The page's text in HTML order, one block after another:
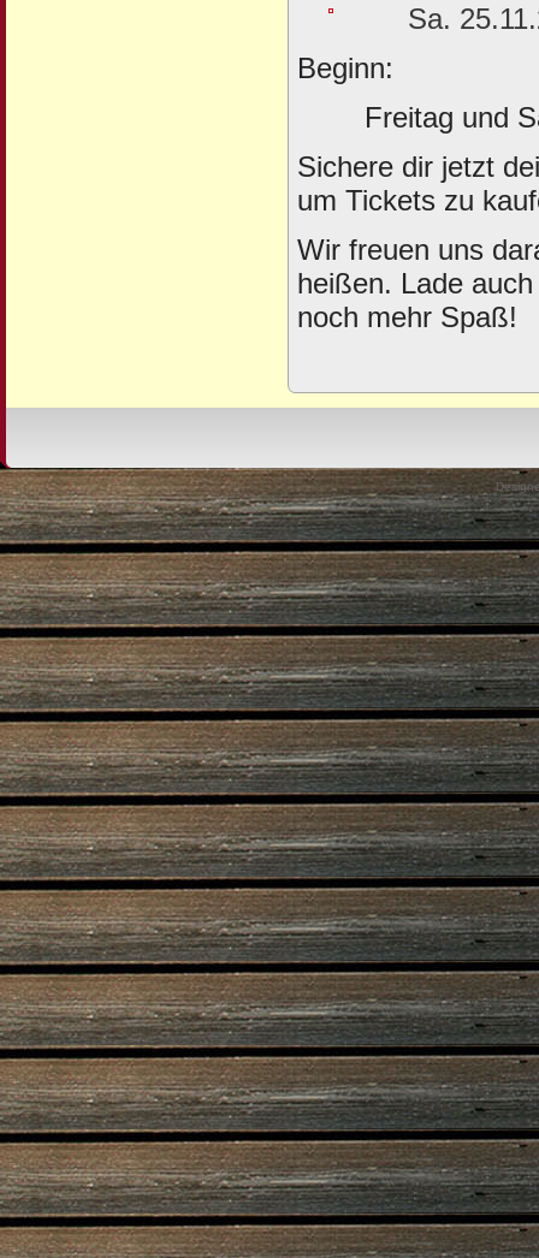
Sa.
Beginn:
Freitag und
Sichere dir jetzt
um Tickets zu
Wir freuen uns
heißen. Lade
noch mehr Spaß!